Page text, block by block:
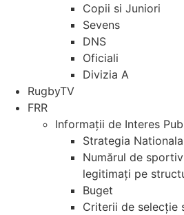
Copii si Juniori
Sevens
DNS
Oficiali
Divizia A
RugbyTV
FRR
Informații de Interes
Strategia
Numărul de
legitimați pe
Buget
Criterii de selecție